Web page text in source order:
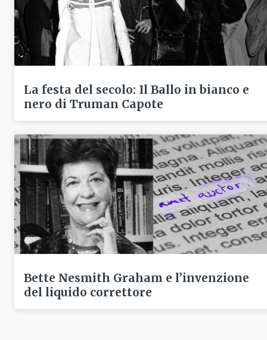
La festa del secolo: Il Ballo in bianco e
nero di Truman Capote
Bette Nesmith Graham e l’invenzione
del liquido correttore